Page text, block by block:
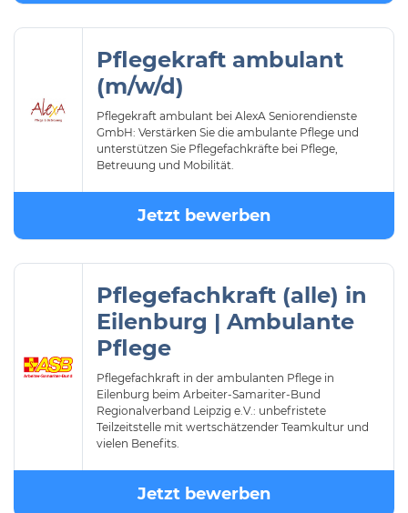
Pflegekraft ambulant
(m/w/d)
Pflegekraft ambulant bei AlexA Seniorendienste
GmbH: Verstärken Sie die ambulante Pflege und
unterstützen Sie Pflegefachkräfte bei Pflege,
Betreuung und Mobilität.
Jetzt bewerben
Pflegefachkraft (alle) in
Eilenburg | Ambulante
Pflege
Pflegefachkraft in der ambulanten Pflege in
Eilenburg beim Arbeiter-Samariter-Bund
Regionalverband Leipzig e.V.: unbefristete
Teilzeitstelle mit wertschätzender Teamkultur und
vielen Benefits.
Jetzt bewerben